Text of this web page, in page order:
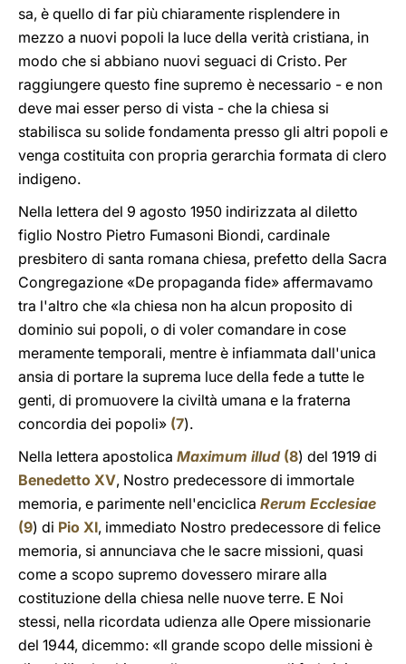
sa, è quello di far più chiaramente risplendere in
mezzo a nuovi popoli la luce della verità cristiana, in
modo che si abbiano nuovi seguaci di Cristo. Per
raggiungere questo fine supremo è necessario - e non
deve mai esser perso di vista - che la chiesa si
stabilisca su solide fondamenta presso gli altri popoli e
venga costituita con propria gerarchia formata di clero
indigeno.
Nella lettera del 9 agosto 1950 indirizzata al diletto
figlio Nostro Pietro Fumasoni Biondi, cardinale
presbitero di santa romana chiesa, prefetto della Sacra
Congregazione «De propaganda fide» affermavamo
tra l'altro che «la chiesa non ha alcun proposito di
dominio sui popoli, o di voler comandare in cose
meramente temporali, mentre è infiammata dall'unica
ansia di portare la suprema luce della fede a tutte le
genti, di promuovere la civiltà umana e la fraterna
concordia dei popoli» (7).
Nella lettera apostolica Maximum illud (8) del 1919 di
Benedetto XV, Nostro predecessore di immortale
memoria, e parimente nell'enciclica Rerum Ecclesiae
(9) di Pio XI, immediato Nostro predecessore di felice
memoria, si annunciava che le sacre missioni, quasi
come a scopo supremo dovessero mirare alla
costituzione della chiesa nelle nuove terre. E Noi
stessi, nella ricordata udienza alle Opere missionarie
del 1944, dicemmo: «Il grande scopo delle missioni è